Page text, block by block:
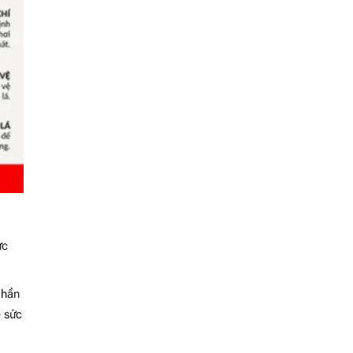
sức